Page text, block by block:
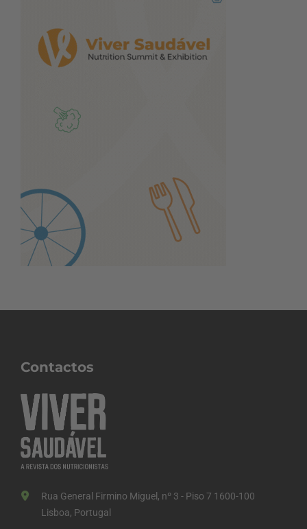
Contactos
Rua General Firmino Miguel, nº 3 - Piso 7 1600-100
Lisboa, Portugal